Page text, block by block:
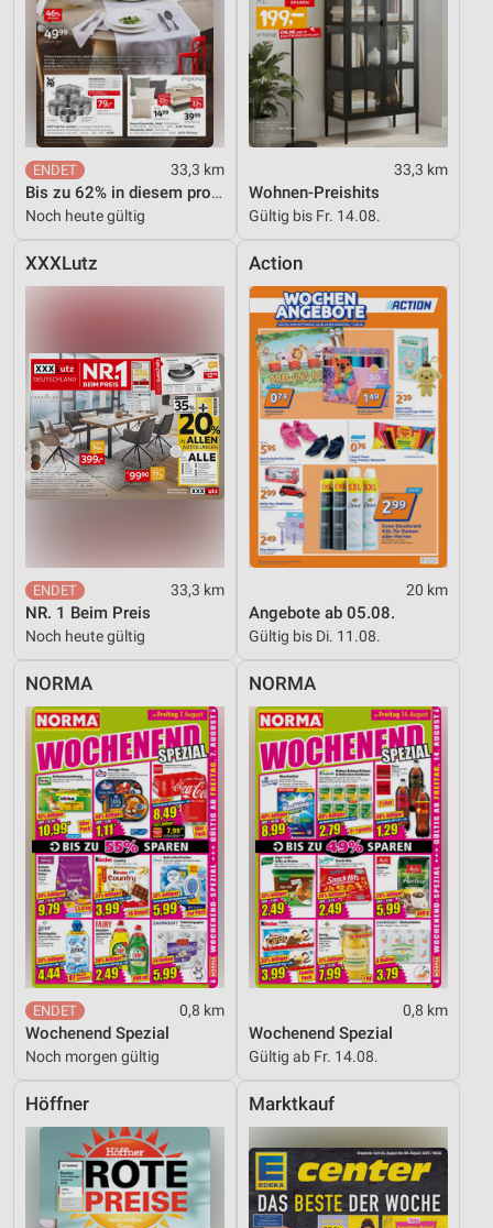
33,3 km
Bis zu 62% in diesem prospekt
Noch heute gültig
33,3 km
Wohnen-Preishits
Gültig bis Fr. 14.08.
XXXLutz
33,3 km
NR. 1 Beim Preis
Noch heute gültig
Action
20 km
Angebote ab 05.08.
Gültig bis Di. 11.08.
NORMA
0,8 km
Wochenend Spezial
Noch morgen gültig
NORMA
0,8 km
Wochenend Spezial
Gültig ab Fr. 14.08.
Höffner Marktkauf